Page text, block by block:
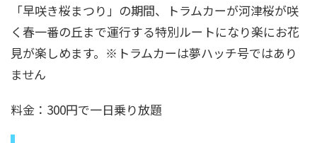
「早咲き桜まつり」の期間、トラムカーが河津桜が咲
く春一番の丘まで運行する特別ルートになり楽にお花
見が楽しめます。※トラムカーは夢ハッチ号ではあり
ません
料金：300円で一日乗り放題